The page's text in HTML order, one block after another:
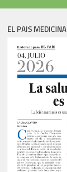
EL PAIS